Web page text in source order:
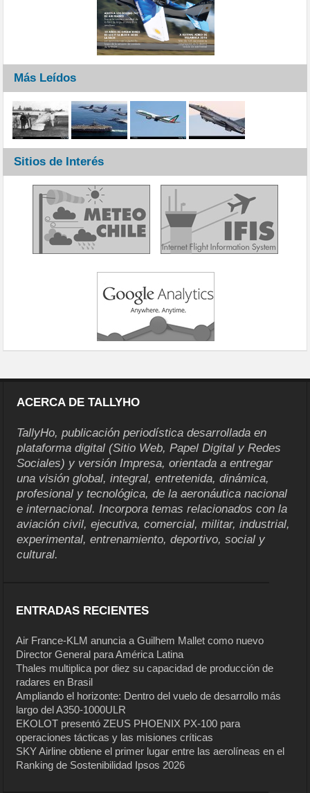
Más Leídos
Sitios de Interés
ACERCA DE TALLYHO
TallyHo, publicación periodística desarrollada en
plataforma digital (Sitio Web, Papel Digital y Redes
Sociales) y versión Impresa, orientada a entregar
una visión global, integral, entretenida, dinámica,
profesional y tecnológica, de la aeronáutica nacional
e internacional. Incorpora temas relacionados con la
aviación civil, ejecutiva, comercial, militar, industrial,
experimental, entrenamiento, deportivo, social y
cultural.
ENTRADAS RECIENTES
Air France-KLM anuncia a Guilhem Mallet como nuevo
Director General para América Latina
Thales multiplica por diez su capacidad de producción de
radares en Brasil
Ampliando el horizonte: Dentro del vuelo de desarrollo más
largo del A350-1000ULR
EKOLOT presentó ZEUS PHOENIX PX-100 para
operaciones tácticas y las misiones críticas
SKY Airline obtiene el primer lugar entre las aerolíneas en el
Ranking de Sostenibilidad Ipsos 2026